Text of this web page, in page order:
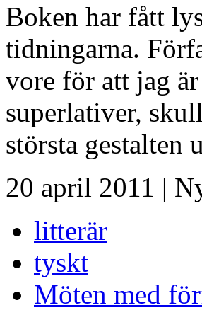
Boken har fått
tidningarna.
vore för att jag
superlativer,
största gestalten
20 april 2011 |
litterär
tyskt
Möten med